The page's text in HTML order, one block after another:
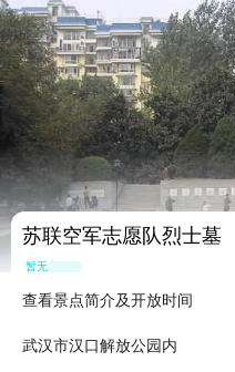
苏联空军志愿队烈士墓
暂无点评
查看景点简介及开放时间
武汉市汉口解放公园内
